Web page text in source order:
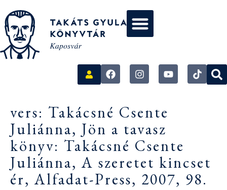
vers: Takácsné Csente
Juliánna, Jön a tavasz
könyv: Takácsné Csente
Juliánna, A szeretet kincset
ér, Alfadat-Press, 2007, 98.